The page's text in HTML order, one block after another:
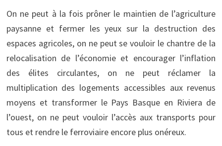
On ne peut à la fois prôner le maintien de l’agriculture
paysanne et fermer les yeux sur la destruction des
espaces agricoles, on ne peut se vouloir le chantre de la
relocalisation de l’économie et encourager l’inflation
des élites circulantes, on ne peut réclamer la
multiplication des logements accessibles aux revenus
moyens et transformer le Pays Basque en Riviera de
l’ouest, on ne peut vouloir l’accès aux transports pour
tous et rendre le ferroviaire encore plus onéreux.